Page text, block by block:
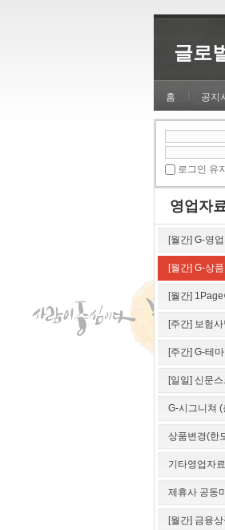
글로
홈 공지
로그인 유지
영업자
[월간] G-영
[월간] G-상
[월간]
[주간] 보험
[주간] G-테
[일일] 신문스
G-시그니쳐
상품변경(한
기타영업자료
제휴사 공동
[월간] 금융
Sketchbook5, 스
Sketchbook5, 스
Sketchbook5, 스
Sketchbook5, 스